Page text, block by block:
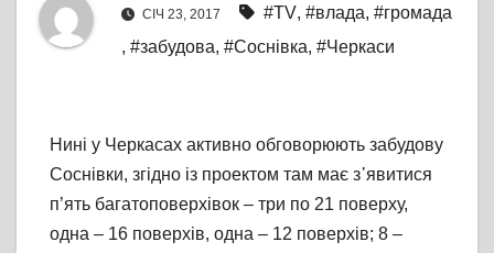
СІЧ 23, 2017 #TV, #влада, #громада
, #забудова, #Соснівка, #Черкаси
Нині у Черкасах активно обговорюють забудову
Соснівки, згідно із проектом там має з᾽явитися
п’ять багатоповерхівок – три по 21 поверху,
одна – 16 поверхів, одна – 12 поверхів; 8 –